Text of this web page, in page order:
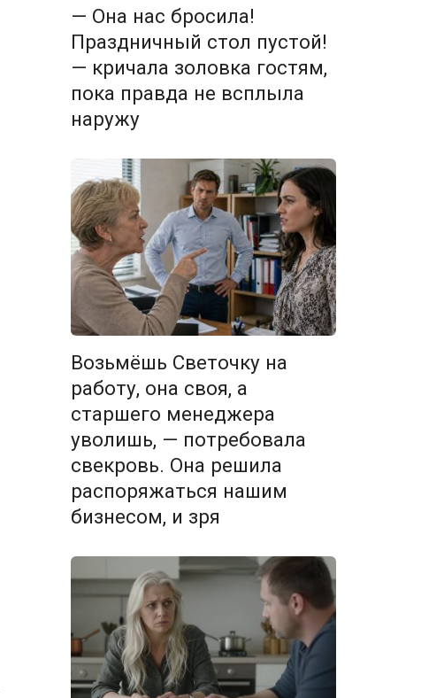
— Она нас бросила!
Праздничный стол пустой!
— кричала золовка гостям,
пока правда не всплыла
наружу
Возьмёшь Светочку на
работу, она своя, а
старшего менеджера
уволишь, — потребовала
свекровь. Она решила
распоряжаться нашим
бизнесом, и зря